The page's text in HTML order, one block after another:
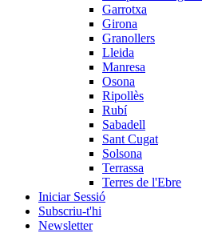
Garrotxa
Girona
Granollers
Lleida
Manresa
Osona
Ripollès
Rubí
Sabadell
Sant Cugat
Solsona
Terrassa
Terres de l'Ebre
Iniciar Sessió
Subscriu-t'hi
Newsletter